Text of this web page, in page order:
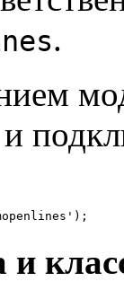
.
и
и